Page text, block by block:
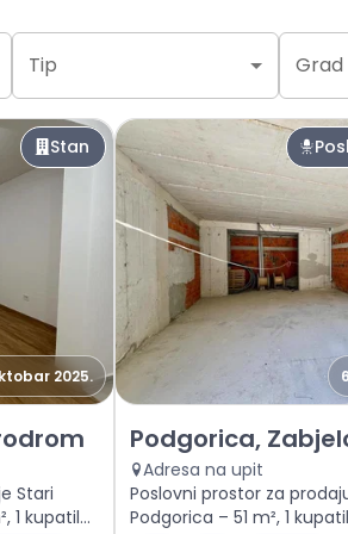
Tip Grad
Stan
2025.
Stari Aerodrom
Stari
1 kupatilo.
Prodaja - Poslovni
Podgorica,
Adresa na upit
Poslovni prostor za
Podgorica – 51 m², 1